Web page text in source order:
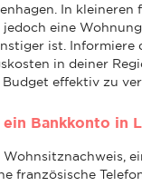
In kleineren
jedoch eine
ist. Informiere
in deiner
effektiv zu
Bankkonto in
französische